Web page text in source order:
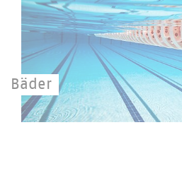
Bäder
Bäderlandschaft in